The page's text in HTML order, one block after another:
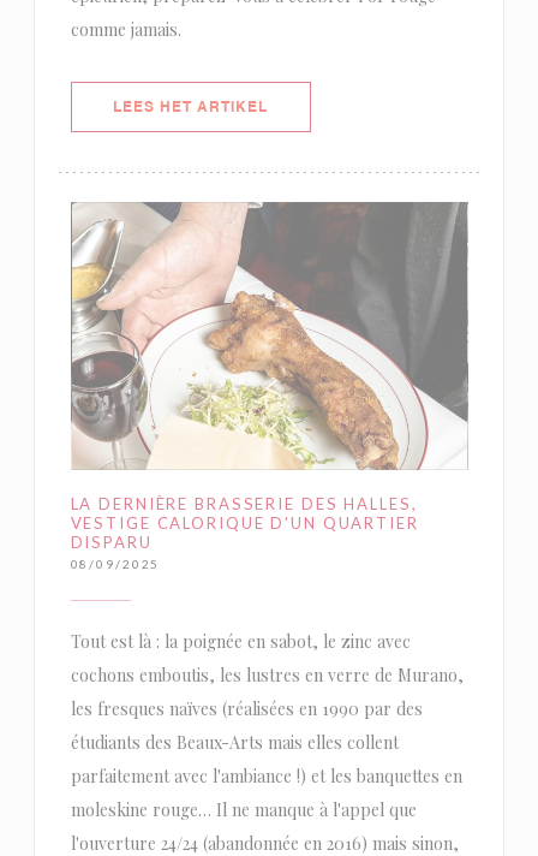
comme jamais.
LEES HET ARTIKEL
LA DERNIÈRE BRASSERIE DES HALLES,
VESTIGE CALORIQUE D'UN QUARTIER
DISPARU
08/09/2025
Tout est là : la poignée en sabot, le zinc avec
cochons emboutis, les lustres en verre de Murano,
les fresques naïves (réalisées en 1990 par des
étudiants des Beaux-Arts mais elles collent
parfaitement avec l'ambiance !) et les banquettes en
moleskine rouge… Il ne manque à l'appel que
l'ouverture 24/24 (abandonnée en 2016) mais sinon,